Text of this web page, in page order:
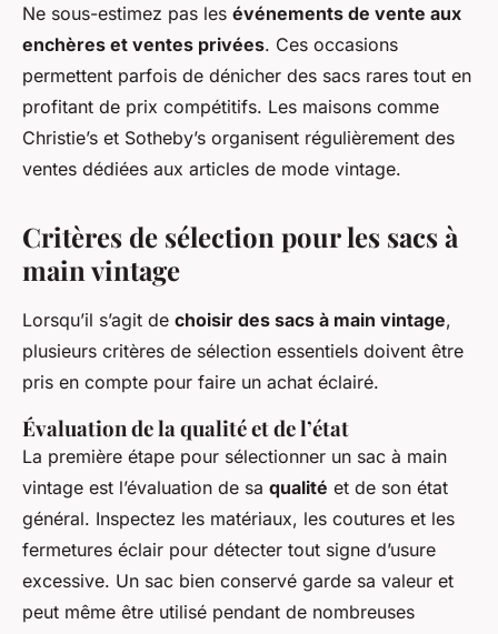
Ne sous-estimez pas les événements de vente aux
enchères et ventes privées. Ces occasions
permettent parfois de dénicher des sacs rares tout en
profitant de prix compétitifs. Les maisons comme
Christie’s et Sotheby’s organisent régulièrement des
ventes dédiées aux articles de mode vintage.
Critères de sélection pour les sacs à
main vintage
Lorsqu’il s’agit de choisir des sacs à main vintage,
plusieurs critères de sélection essentiels doivent être
pris en compte pour faire un achat éclairé.
Évaluation de la qualité et de l’état
La première étape pour sélectionner un sac à main
vintage est l’évaluation de sa qualité et de son état
général. Inspectez les matériaux, les coutures et les
fermetures éclair pour détecter tout signe d’usure
excessive. Un sac bien conservé garde sa valeur et
peut même être utilisé pendant de nombreuses